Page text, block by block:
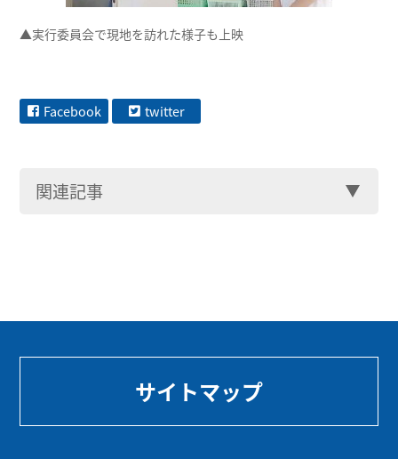
▲実行委員会で現地を訪れた様子も上映
Facebook twitter
関連記事
サイトマップ